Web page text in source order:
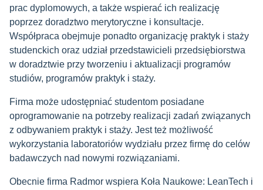
prac dyplomowych, a także wspierać ich realizację
poprzez doradztwo merytoryczne i konsultacje.
Współpraca obejmuje ponadto organizację praktyk i staży
studenckich oraz udział przedstawicieli przedsiębiorstwa
w doradztwie przy tworzeniu i aktualizacji programów
studiów, programów praktyk i staży.
Firma może udostępniać studentom posiadane
oprogramowanie na potrzeby realizacji zadań związanych
z odbywaniem praktyk i staży. Jest też możliwość
wykorzystania laboratoriów wydziału przez firmę do celów
badawczych nad nowymi rozwiązaniami.
Obecnie firma Radmor wspiera Koła Naukowe: LeanTech i